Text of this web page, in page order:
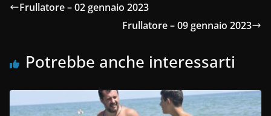
Frullatore – 02 gennaio 2023
Frullatore – 09 gennaio 2023
Potrebbe anche interessarti